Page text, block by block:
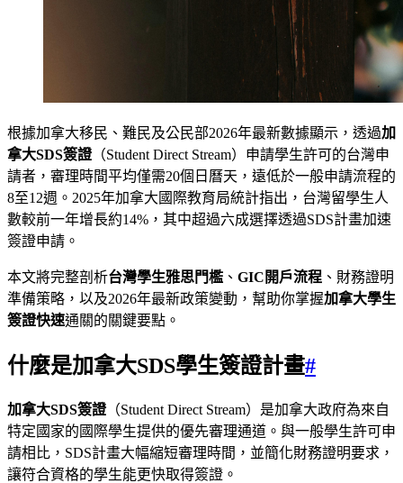
根據加拿大移民、難民及公民部2026年最新數據顯示，透過加
拿大SDS簽證（Student Direct Stream）申請學生許可的台灣申
請者，審理時間平均僅需20個日曆天，遠低於一般申請流程的
8至12週。2025年加拿大國際教育局統計指出，台灣留學生人
數較前一年增長約14%，其中超過六成選擇透過SDS計畫加速
簽證申請。
本文將完整剖析台灣學生雅思門檻 、 GIC開戶流程 、財務證明
準備策略，以及2026年最新政策變動，幫助你掌握加拿大學生
簽證快速通關的關鍵要點。
什麼是加拿大SDS學生簽證計畫#
加拿大SDS簽證（Student Direct Stream）是加拿大政府為來自
特定國家的國際學生提供的優先審理通道。與一般學生許可申
請相比，SDS計畫大幅縮短審理時間，並簡化財務證明要求，
讓符合資格的學生能更快取得簽證。